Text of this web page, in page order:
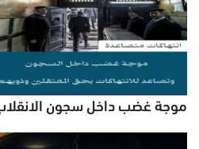
موجة غضب داخل سجون